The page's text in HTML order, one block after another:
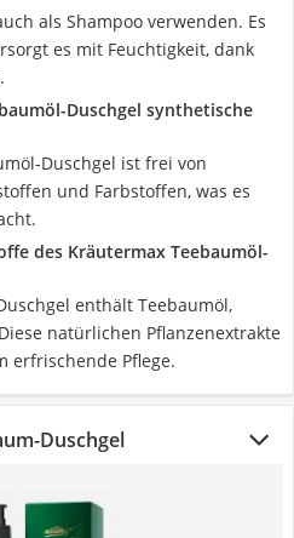
als Shampoo verwenden. Es
es mit Feuchtigkeit, dank
Duschgel synthetische
Duschgel ist frei von
und Farbstoffen, was es
des Kräutermax Teebaumöl-
enthält Teebaumöl,
natürlichen Pflanzenextrakte
erfrischende Pflege.
Duschgel